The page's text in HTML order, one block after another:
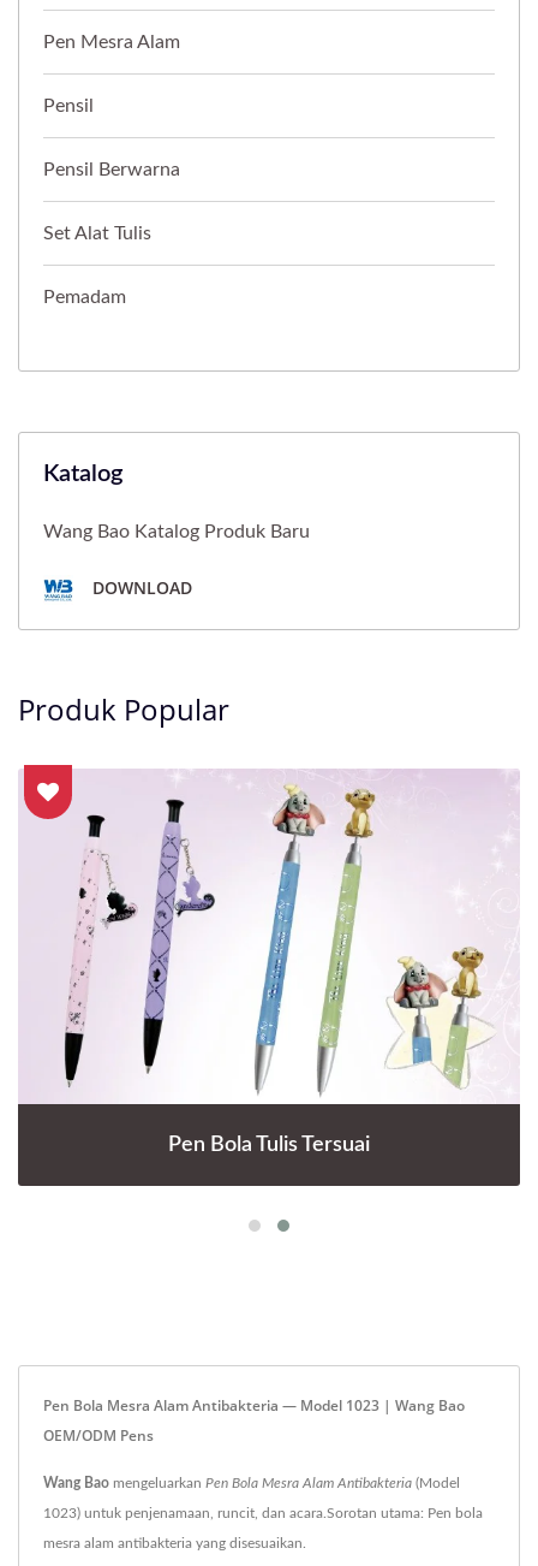
Pen Mesra Alam
Pensil
Pensil Berwarna
Set Alat Tulis
Pemadam
Katalog
Wang Bao Katalog Produk Baru
DOWNLOAD
Produk Popular
Pen Bola Tulis Tersuai
Pen Bola Mesra Alam Antibakteria — Model 1023 | Wang Bao
OEM/ODM Pens
Wang Bao mengeluarkan Pen Bola Mesra Alam Antibakteria (Model
1023) untuk penjenamaan, runcit, dan acara.Sorotan utama: Pen bola
mesra alam antibakteria yang disesuaikan.